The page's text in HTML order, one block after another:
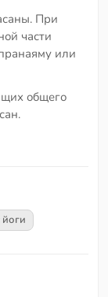
При
части
или
общего